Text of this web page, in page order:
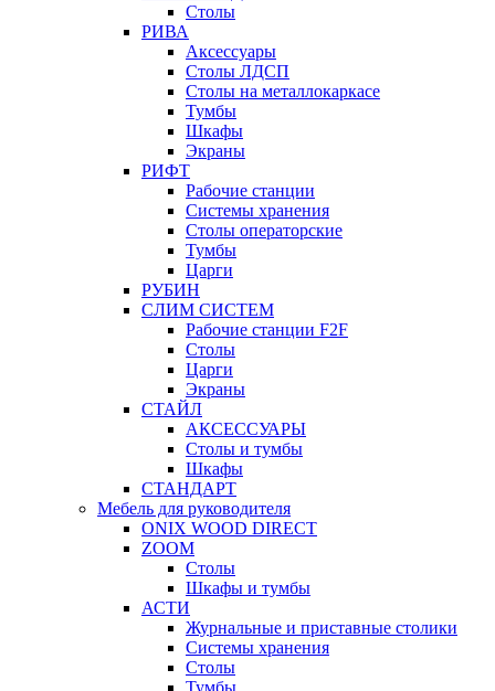
Столы
РИВА
Аксессуары
Столы ЛДСП
Столы на металлокаркасе
Тумбы
Шкафы
Экраны
РИФТ
Рабочие станции
Системы хранения
Столы операторские
Тумбы
Царги
РУБИН
СЛИМ СИСТЕМ
Рабочие станции F2F
Столы
Царги
Экраны
СТАЙЛ
АКСЕССУАРЫ
Столы и тумбы
Шкафы
СТАНДАРТ
Мебель для руководителя
ONIX WOOD DIRECT
ZOOM
Столы
Шкафы и тумбы
АСТИ
Журнальные и приставные столики
Системы хранения
Столы